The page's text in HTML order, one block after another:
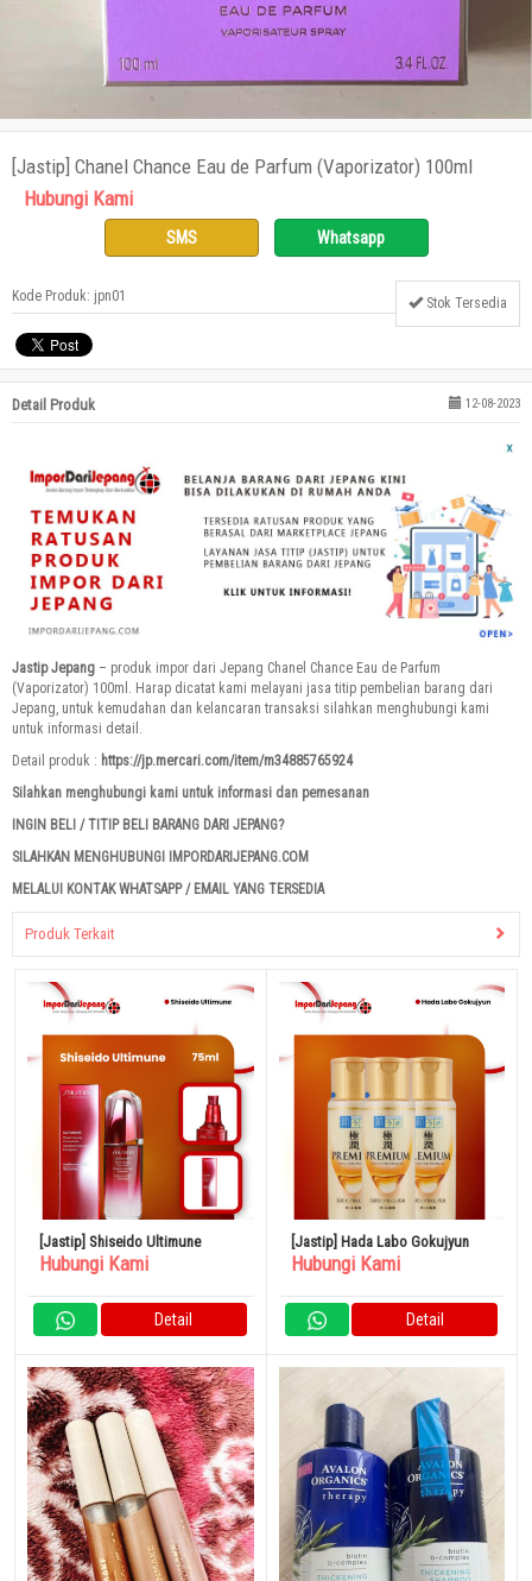
[Jastip] Chanel Chance Eau de Parfum (Vaporizator) 100ml
Hubungi Kami
SMS Whatsapp
Kode Produk: jpn01 Stok Tersedia
Detail Produk 12-08-2023
Jastip Jepang – produk impor dari Jepang Chanel Chance Eau de Parfum
(Vaporizator) 100ml. Harap dicatat kami melayani jasa titip pembelian barang dari
Jepang, untuk kemudahan dan kelancaran transaksi silahkan menghubungi kami
untuk informasi detail.
Detail produk : https://jp.mercari.com/item/m34885765924
Silahkan menghubungi kami untuk informasi dan pemesanan
INGIN BELI / TITIP BELI BARANG DARI JEPANG?
SILAHKAN MENGHUBUNGI IMPORDARIJEPANG.COM
MELALUI KONTAK WHATSAPP / EMAIL YANG TERSEDIA
Produk Terkait
[Jastip] Shiseido Ultimune
Hubungi Kami
Detail
[Jastip] Hada Labo Gokujyun
Hubungi Kami
Detail